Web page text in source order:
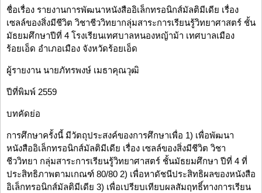
ชื่อเรื่อง รายงานการพัฒนาหนังสืออิเล็กทรอนิกส์มัลติมีเดีย เรื่อง
เซลล์ของสิ่งมีชีวิต วิชาชีววิทยากลุ่มสาระการเรียนรู้วิทยาศาสตร์ ชั้น
มัธยมศึกษาปีที่ 4 โรงเรียนเทศบาลหนองหญ้าม้า เทศบาลเมือง
ร้อยเอ็ด อำเภอเมือง จังหวัดร้อยเอ็ด
ผู้รายงาน นายภัทรพงษ์ เมธาคุณวุฒิ
ปีที่พิมพ์ 2559
บทคัดย่อ
การศึกษาครั้งนี้ มีวัตถุประสงค์ของการศึกษาเพื่อ 1) เพื่อพัฒนา
หนังสืออิเล็กทรอนิกส์มัลติมีเดีย เรื่อง เซลล์ของสิ่งมีชีวิต วิชา
ชีววิทยา กลุ่มสาระการเรียนรู้วิทยาศาสตร์ ชั้นมัธยมศึกษา ปีที่ 4 ที่
ประสิทธิภาพตามเกณฑ์ 80/80 2) เพื่อหาดัชนีประสิทธิผลของหนังสือ
อิเล็กทรอนิกส์มัลติมีเดีย 3) เพื่อเปรียบเทียบผลสัมฤทธิ์ทางการเรียน